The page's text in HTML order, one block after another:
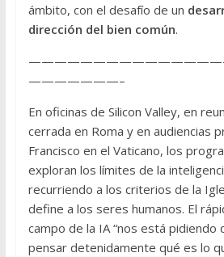
ámbito, con el desafío de un
dirección del bien común.
———————–
En oficinas de Silicon Valley, en
cerrada en Roma y en audiencias
Francisco en el Vaticano, los
exploran los límites de la
recurriendo a los criterios de la
define a los seres humanos. El
campo de la IA “nos está pidiendo
pensar detenidamente qué es lo